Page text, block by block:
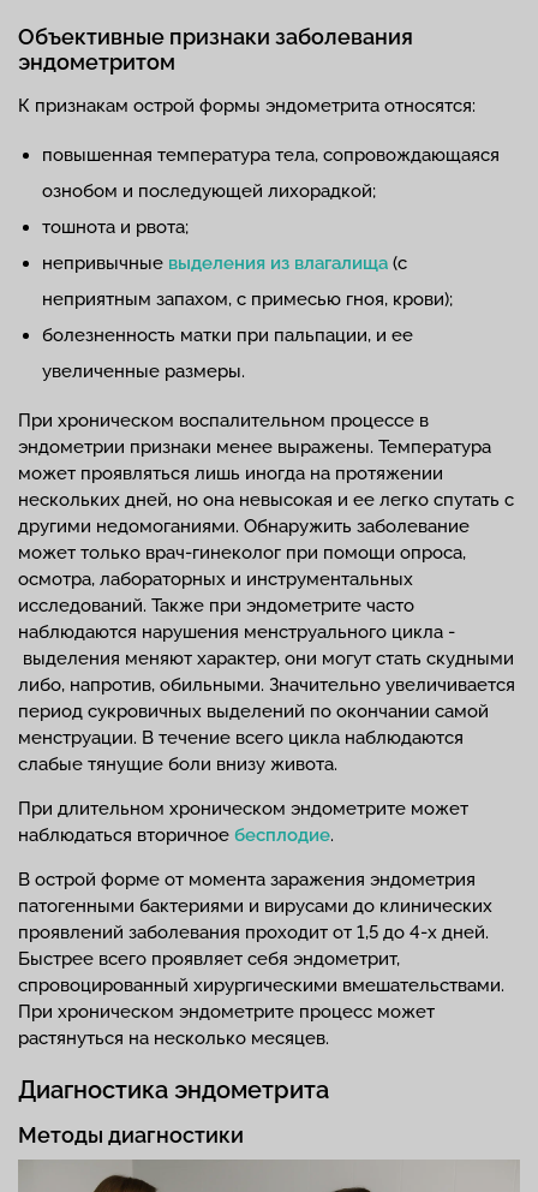
Объективные признаки заболевания
эндометритом
К признакам острой формы эндометрита относятся:
повышенная температура тела, сопровождающаяся
ознобом и последующей лихорадкой;
тошнота и рвота;
непривычные выделения из влагалища (с
неприятным запахом, с примесью гноя, крови);
болезненность матки при пальпации, и ее
увеличенные размеры.
При хроническом воспалительном процессе в
эндометрии признаки менее выражены. Температура
может проявляться лишь иногда на протяжении
нескольких дней, но она невысокая и ее легко спутать с
другими недомоганиями. Обнаружить заболевание
может только врач-гинеколог при помощи опроса,
осмотра, лабораторных и инструментальных
исследований. Также при эндометрите часто
наблюдаются нарушения менструального цикла -
выделения меняют характер, они могут стать скудными
либо, напротив, обильными. Значительно увеличивается
период сукровичных выделений по окончании самой
менструации. В течение всего цикла наблюдаются
слабые тянущие боли внизу живота.
При длительном хроническом эндометрите может
наблюдаться вторичное бесплодие.
В острой форме от момента заражения эндометрия
патогенными бактериями и вирусами до клинических
проявлений заболевания проходит от 1,5 до 4-х дней.
Быстрее всего проявляет себя эндометрит,
спровоцированный хирургическими вмешательствами.
При хроническом эндометрите процесс может
растянуться на несколько месяцев.
Диагностика эндометрита
Методы диагностики